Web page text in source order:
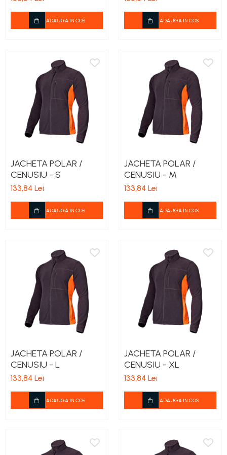
Nivele laser si Telemetre
Nivele si masurare unghi
ADAUGA IN COS ADAUGA IN COS
JACHETA POLAR /
CENUSIU - S
133,84 Lei
ADAUGA IN COS
JACHETA POLAR /
CENUSIU - M
133,84 Lei
ADAUGA IN COS
JACHETA POLAR /
CENUSIU - L
133,84 Lei
ADAUGA IN COS
JACHETA POLAR /
CENUSIU - XL
133,84 Lei
ADAUGA IN COS